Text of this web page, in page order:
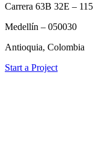
Carrera 63B 32E – 115
Medellín – 050030
Antioquia, Colombia
Start a Project